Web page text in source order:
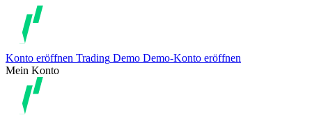
Konto eröffnen Trading Demo Demo-Konto eröffnen
Mein Konto